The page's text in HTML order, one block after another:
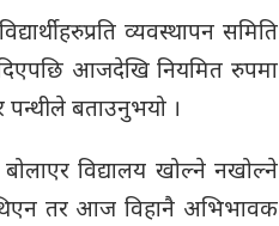
व्यवस्थापन समिति
आजदेखि नियमित रुपमा
पन्थीले बताउनुभयो ।
बोलाएर विद्यालय खोल्ने नखोल्ने
तर आज विहानै अभिभावक